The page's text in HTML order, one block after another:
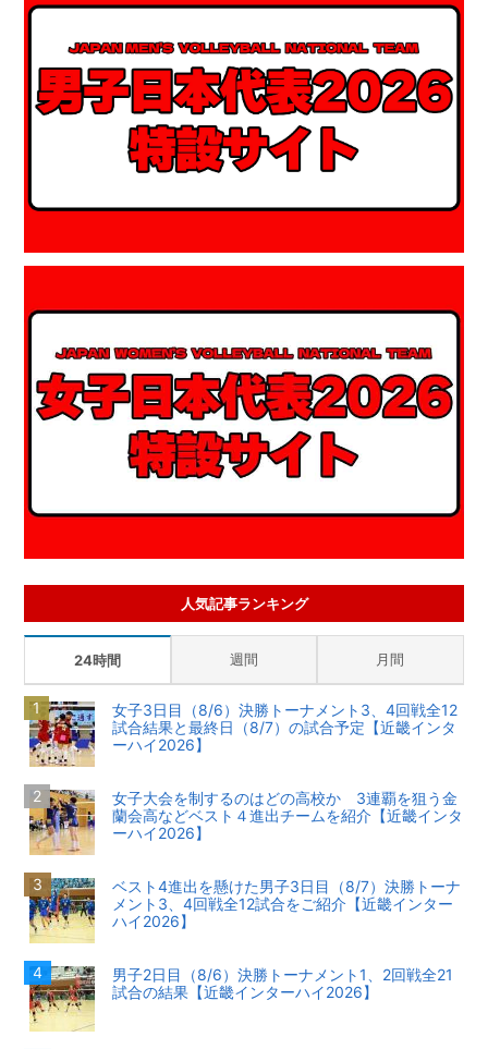
人気記事ランキング
24時間 週間 月間
女子3日目（8/6）決勝トーナメント3、4回戦全12
試合結果と最終日（8/7）の試合予定【近畿インタ
ーハイ2026】
女子大会を制するのはどの高校か 3連覇を狙う金
蘭会高などベスト４進出チームを紹介【近畿インタ
ーハイ2026】
ベスト4進出を懸けた男子3日目（8/7）決勝トーナ
メント3、4回戦全12試合をご紹介【近畿インター
ハイ2026】
男子2日目（8/6）決勝トーナメント1、2回戦全21
試合の結果【近畿インターハイ2026】